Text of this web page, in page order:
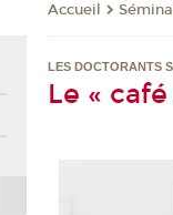
Accueil
LES DOCTORANTS
Le «